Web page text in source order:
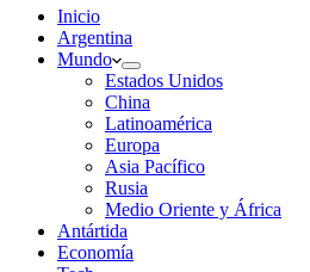
Inicio
Argentina
Mundo
Estados Unidos
China
Latinoamérica
Europa
Asia Pacífico
Rusia
Medio Oriente y África
Antártida
Economía